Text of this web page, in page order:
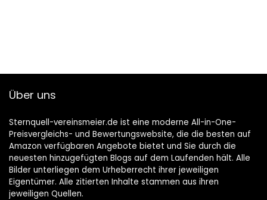
Über uns
Sternquell-vereinsmeier.de ist eine moderne All-in-One-
Preisvergleichs- und Bewertungswebsite, die die besten auf
Amazon verfügbaren Angebote bietet und Sie durch die
neuesten hinzugefügten Blogs auf dem Laufenden hält. Alle
Bilder unterliegen dem Urheberrecht ihrer jeweiligen
Eigentümer. Alle zitierten Inhalte stammen aus ihren
jeweiligen Quellen.